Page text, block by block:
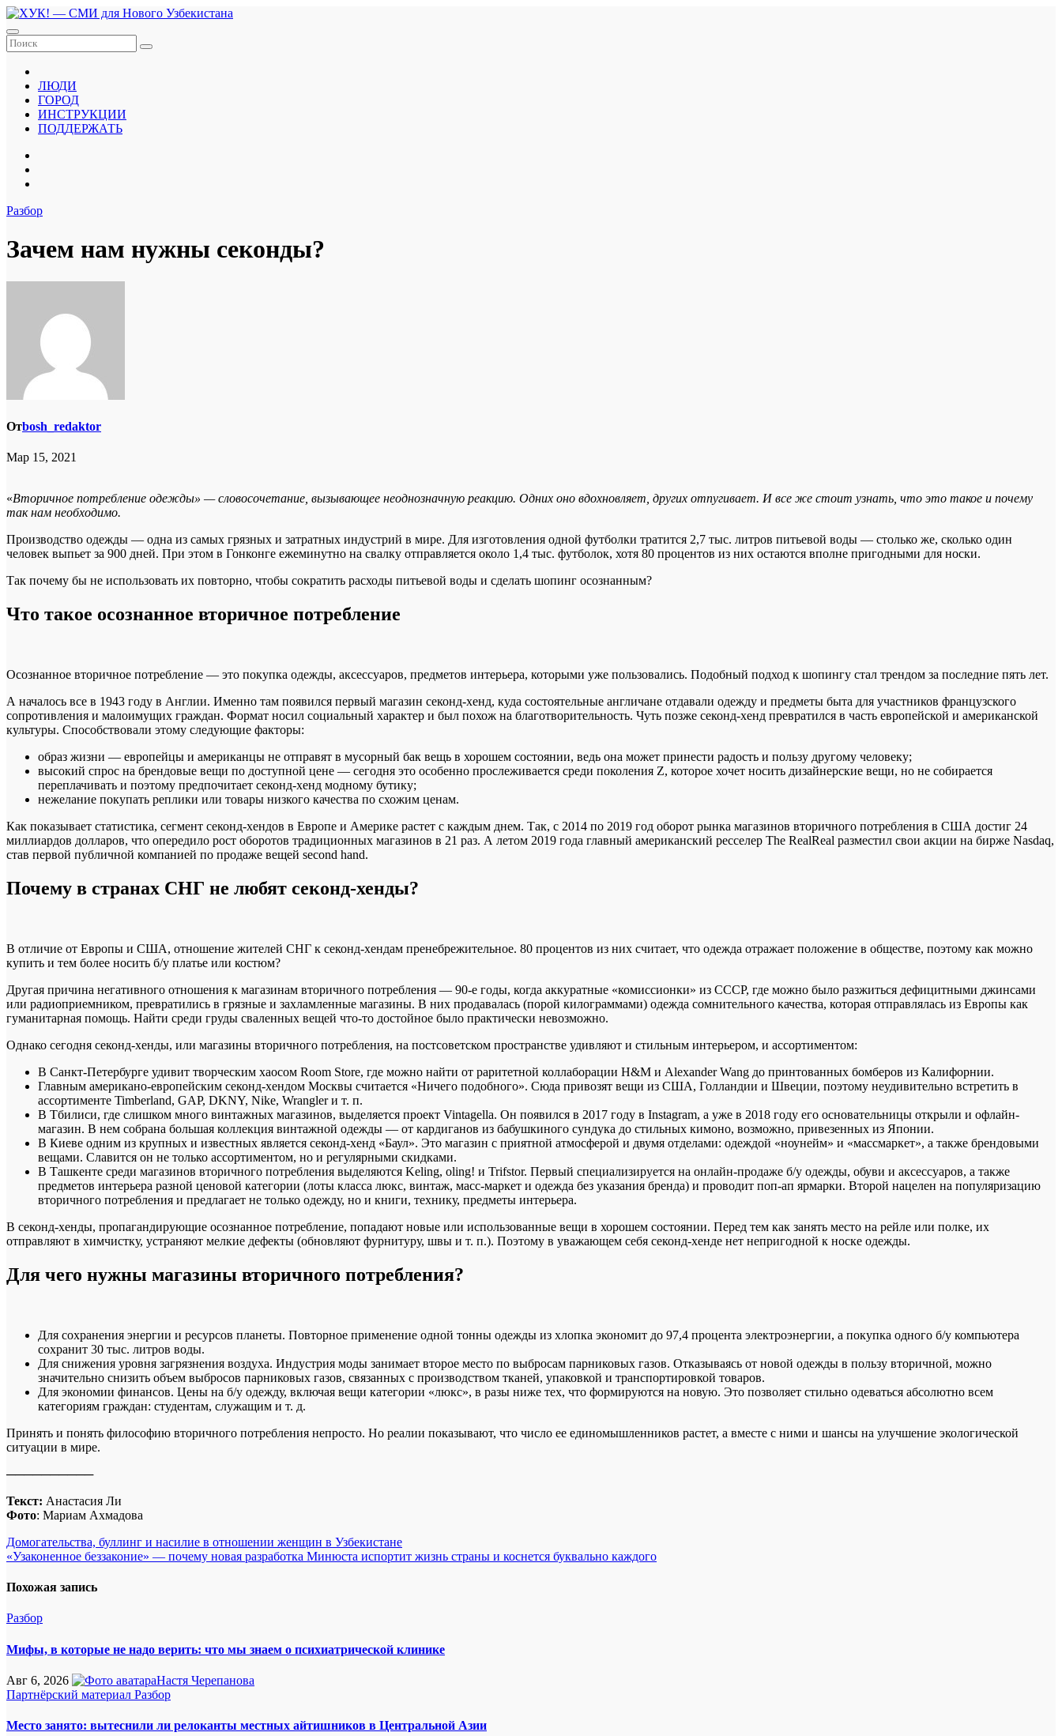
Перейти
к
содержанию
ЛЮДИ
ГОРОД
ИНСТРУКЦИИ
ПОДДЕРЖАТЬ
Разбор
Зачем нам нужны секонды?
Отbosh_redaktor
Мар 15, 2021
«Вторичное потребление одежды» — словосочетание, вызывающее неоднозначную реакцию. Одних оно вдохновляет, других отпугивает. И все же стоит узнать, что это такое и почему
так нам необходимо.
Производство одежды — одна из самых грязных и затратных индустрий в мире. Для изготовления одной футболки тратится 2,7 тыс. литров питьевой воды — столько же, сколько один
человек выпьет за 900 дней. При этом в Гонконге ежеминутно на свалку отправляется около 1,4 тыс. футболок, хотя 80 процентов из них остаются вполне пригодными для носки.
Так почему бы не использовать их повторно, чтобы сократить расходы питьевой воды и сделать шопинг осознанным?
Что такое осознанное вторичное потребление
Осознанное вторичное потребление — это покупка одежды, аксессуаров, предметов интерьера, которыми уже пользовались. Подобный подход к шопингу стал трендом за последние пять лет.
А началось все в 1943 году в Англии. Именно там появился первый магазин секонд-хенд, куда состоятельные англичане отдавали одежду и предметы быта для участников французского
сопротивления и малоимущих граждан. Формат носил социальный характер и был похож на благотворительность. Чуть позже секонд-хенд превратился в часть европейской и американской
культуры. Способствовали этому следующие факторы:
образ жизни — европейцы и американцы не отправят в мусорный бак вещь в хорошем состоянии, ведь она может принести радость и пользу другому человеку;
высокий спрос на брендовые вещи по доступной цене — сегодня это особенно прослеживается среди поколения Z, которое хочет носить дизайнерские вещи, но не собирается
переплачивать и поэтому предпочитает секонд-хенд модному бутику;
нежелание покупать реплики или товары низкого качества по схожим ценам.
Как показывает статистика, сегмент секонд-хендов в Европе и Америке растет с каждым днем. Так, с 2014 по 2019 год оборот рынка магазинов вторичного потребления в США достиг 24
миллиардов долларов, что опередило рост оборотов традиционных магазинов в 21 раз. А летом 2019 года главный американский ресселер The RealReal разместил свои акции на бирже Nasdaq,
став первой публичной компанией по продаже вещей second hand.
Почему в странах СНГ не любят секонд-хенды?
В отличие от Европы и США, отношение жителей СНГ к секонд-хендам пренебрежительное. 80 процентов из них считает, что одежда отражает положение в обществе, поэтому как можно
купить и тем более носить б/у платье или костюм?
Другая причина негативного отношения к магазинам вторичного потребления — 90-е годы, когда аккуратные «комиссионки» из СССР, где можно было разжиться дефицитными джинсами
или радиоприемником, превратились в грязные и захламленные магазины. В них продавалась (порой килограммами) одежда сомнительного качества, которая отправлялась из Европы как
гуманитарная помощь. Найти среди груды сваленных вещей что-то достойное было практически невозможно.
Однако сегодня секонд-хенды, или магазины вторичного потребления, на постсоветском пространстве удивляют и стильным интерьером, и ассортиментом:
В Санкт-Петербурге удивит творческим хаосом Room Store, где можно найти от раритетной коллаборации H&M и Alexander Wang до принтованных бомберов из Калифорнии.
Главным американо-европейским секонд-хендом Москвы считается «Ничего подобного». Сюда привозят вещи из США, Голландии и Швеции, поэтому неудивительно встретить в
ассортименте Timberland, GAP, DKNY, Nike, Wrangler и т. п.
В Тбилиси, где слишком много винтажных магазинов, выделяется проект Vintagella. Он появился в 2017 году в Instagram, а уже в 2018 году его основательницы открыли и офлайн-
магазин. В нем собрана большая коллекция винтажной одежды — от кардиганов из бабушкиного сундука до стильных кимоно, возможно, привезенных из Японии.
В Киеве одним из крупных и известных является секонд-хенд «Баул». Это магазин с приятной атмосферой и двумя отделами: одеждой «ноунейм» и «массмаркет», а также брендовыми
вещами. Славится он не только ассортиментом, но и регулярными скидками.
В Ташкенте среди магазинов вторичного потребления выделяются Keling, oling! и Trifstor. Первый специализируется на онлайн-продаже б/у одежды, обуви и аксессуаров, а также
предметов интерьера разной ценовой категории (лоты класса люкс, винтаж, масс-маркет и одежда без указания бренда) и проводит поп-ап ярмарки. Второй нацелен на популяризацию
вторичного потребления и предлагает не только одежду, но и книги, технику, предметы интерьера.
В секонд-хенды, пропагандирующие осознанное потребление, попадают новые или использованные вещи в хорошем состоянии. Перед тем как занять место на рейле или полке, их
отправляют в химчистку, устраняют мелкие дефекты (обновляют фурнитуру, швы и т. п.). Поэтому в уважающем себя секонд-хенде нет непригодной к носке одежды.
Для чего нужны магазины вторичного потребления?
Для сохранения энергии и ресурсов планеты. Повторное применение одной тонны одежды из хлопка экономит до 97,4 процента электроэнергии, а покупка одного б/у компьютера
сохранит 30 тыс. литров воды.
Для снижения уровня загрязнения воздуха. Индустрия моды занимает второе место по выбросам парниковых газов. Отказываясь от новой одежды в пользу вторичной, можно
значительно снизить объем выбросов парниковых газов, связанных с производством тканей, упаковкой и транспортировкой товаров.
Для экономии финансов. Цены на б/у одежду, включая вещи категории «люкс», в разы ниже тех, что формируются на новую. Это позволяет стильно одеваться абсолютно всем
категориям граждан: студентам, служащим и т. д.
Принять и понять философию вторичного потребления непросто. Но реалии показывают, что число ее единомышленников растет, а вместе с ними и шансы на улучшение экологической
ситуации в мире.
──────────
Текст: Анастасия Ли
Фото: Мариам Ахмадова
Навигация
по
записям
Домогательства, буллинг и насилие в отношении женщин в Узбекистане
«Узаконенное беззаконие» — почему новая разработка Минюста испортит жизнь страны и коснется буквально каждого
Похожая запись
Разбор
Мифы, в которые не надо верить: что мы знаем о психиатрической клинике
Авг 6, 2026
Настя Черепанова
Партнёрский материал Разбор
Место занято: вытеснили ли релоканты местных айтишников в Центральной Азии